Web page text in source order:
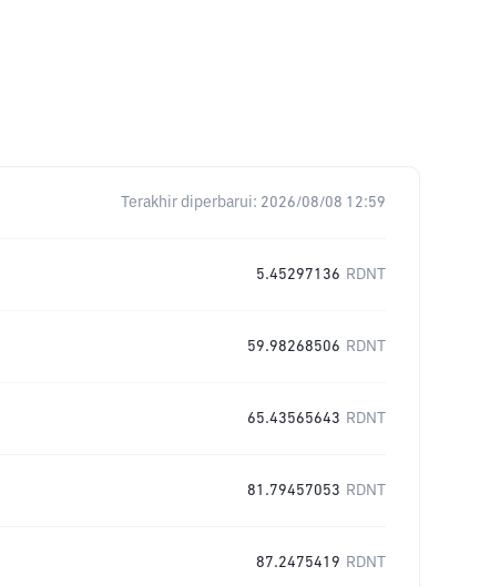
Terakhir diperbarui: 2026/08/08 12:59
5.45297136 RDNT
59.98268506 RDNT
65.43565643 RDNT
81.79457053 RDNT
87.2475419 RDNT